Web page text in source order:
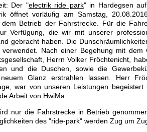
Der "electrik ride park" in Hardegsen
öffnet vorläufig am Samstag,
dem Betrieb der Fahrstrecke. Für die
Verfügung, die wir mit unserer
gebracht haben. Die
verwendet. Nach einer Begehung mit dem
Herrn Volker Fröchtenicht,
und die Duschen, sowie die
Glanz erstrahlen lassen. Herr
war von unseren Leistungen
Arbeit von HwiMa.
nur die Fahrstrecke in Betrieb
des "ride-park" werden Zug um